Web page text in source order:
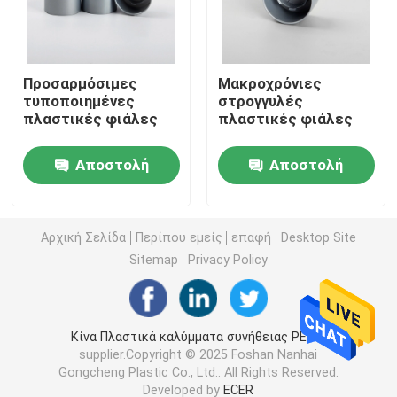
Καθαριστικό μπουκάλι πλυντηρίων
Φυτοφάρμακα που συσκευάζουν τα μπουκάλια
Πλαστική ΚΑΠ μπουκαλιών
Πλαστικός προσχηματισμός μπουκαλιών
Πλαστικά μπουκάλια καρυκευμάτων
Προσαρμόσιμες
τυποποιημένες
πλαστικές φιάλες
Αποστολή
Μακροχρόνιες
στρογγυλές
πλαστικές φιάλες
Αποστολή
Αρχική Σελίδα Περίπου εμείς επαφή
Desktop Site
Sitemap
Privacy Policy
Κίνα Πλαστικά καλύμματα συνήθειας PE PP
supplier.Copyright © 2025 Foshan Nanhai
Gongcheng Plastic Co., Ltd.. All Rights Reserved.
Developed by ECER